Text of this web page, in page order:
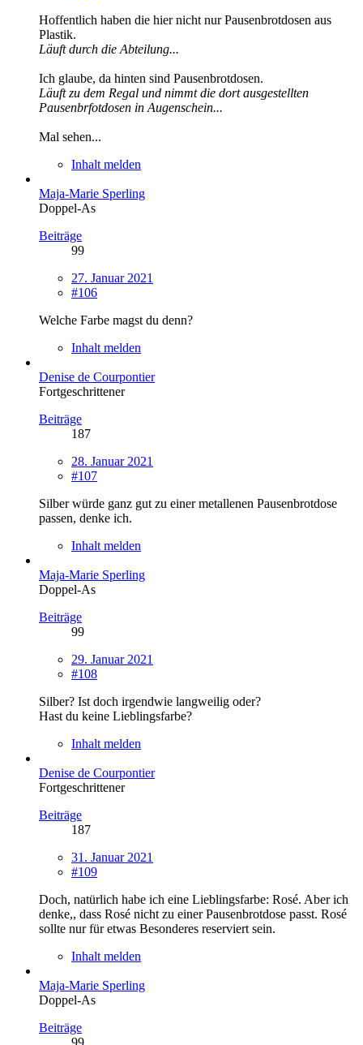
Hoffentlich haben die hier nicht nur Pausenbrotdosen aus
Plastik.
Läuft durch die Abteilung...
Ich glaube, da hinten sind Pausenbrotdosen.
Läuft zu dem Regal und nimmt die dort ausgestellten
Pausenbrfotdosen in Augenschein...
Mal sehen...
Inhalt melden
Maja-Marie Sperling
Doppel-As
Beiträge
99
27. Januar 2021
#106
Welche Farbe magst du denn?
Inhalt melden
Denise de Courpontier
Fortgeschrittener
Beiträge
187
28. Januar 2021
#107
Silber würde ganz gut zu einer metallenen Pausenbrotdose
passen, denke ich.
Inhalt melden
Maja-Marie Sperling
Doppel-As
Beiträge
99
29. Januar 2021
#108
Silber? Ist doch irgendwie langweilig oder?
Hast du keine Lieblingsfarbe?
Inhalt melden
Denise de Courpontier
Fortgeschrittener
Beiträge
187
31. Januar 2021
#109
Doch, natürlich habe ich eine Lieblingsfarbe: Rosé. Aber ich
denke,, dass Rosé nicht zu einer Pausenbrotdose passt. Rosé
sollte nur für etwas Besonderes reserviert sein.
Inhalt melden
Maja-Marie Sperling
Doppel-As
Beiträge
99